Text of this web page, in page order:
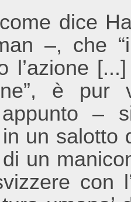
dice
–, che
l’azione
è pur
appunto –
un salotto
un
con